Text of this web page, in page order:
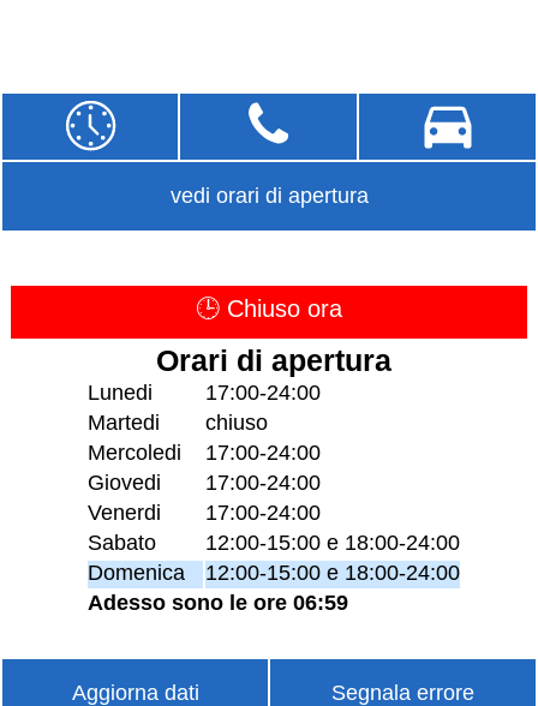
vedi orari di apertura
🕒 Chiuso ora
Orari di apertura
Lunedi
17:00-24:00
Martedi
chiuso
Mercoledi
17:00-24:00
Giovedi
17:00-24:00
Venerdi
17:00-24:00
Sabato
12:00-15:00 e 18:00-24:00
Domenica
12:00-15:00 e 18:00-24:00
Adesso sono le ore 06:59
Aggiorna dati Segnala errore